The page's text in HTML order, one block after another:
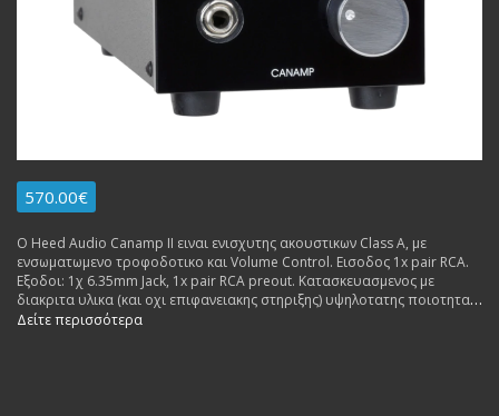
570.00€
Ο Heed Audio Canamp II ειναι ενισχυτης ακουστικων Class A, με
ενσωματωμενο τροφοδοτικο και Volume Control. Εισοδος 1x pair RCA.
Εξοδοι: 1χ 6.35mm Jack, 1x pair RCA preout. Κατασκευασμενος με
διακριτα υλικα (και οχι επιφανειακης στηριξης) υψηλοτατης ποιοτητας
(freq responce 10 Hz ? 50 kHz), δινει ηχο φυσικο και πεντακαθαρο ηχο
Δείτε περισσότερα